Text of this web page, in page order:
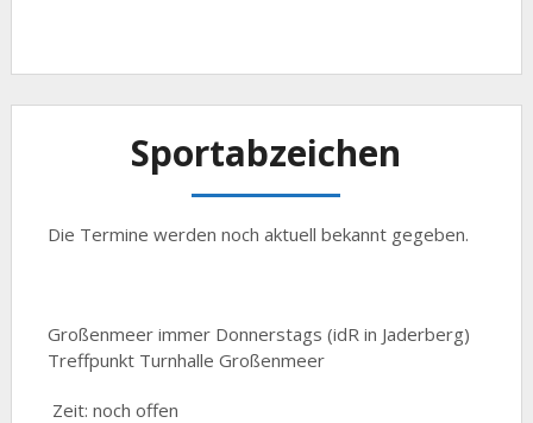
Sportabzeichen
Die Termine werden noch aktuell bekannt gegeben.
Großenmeer immer Donnerstags (idR in Jaderberg)
Treffpunkt Turnhalle Großenmeer
Zeit: noch offen